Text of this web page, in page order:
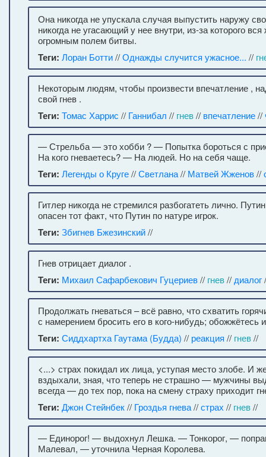
Она никогда не упускала случая выпустить наружу
никогда не угасающий у нее внутри, из-за которого
огромным полем битвы.
Теги: Лоран Ботти//Однажды случится ужасное... //
Некоторым людям, чтобы произвести впечатление ,
свой гнев .
Теги: Томас Харрис // Ганнибал // гнев// впечатление//
— Стрельба — это хобби ? — Попытка бороться с
На кого гневаетесь? — На людей. Но на себя чаще.
Теги: Легенды о Круге//Светлана// Матвей Жженов//
Гитлер никогда не стремился разбогатеть лично.
опасен тот факт, что Путин по натуре игрок.
Теги: Збигнев Бжезинский//
Гнев отрицает диалог .
Теги: Михаил Сафарбекович Гуцериев// гнев// диалог
Продолжать гневаться – всё равно, что схватить
с намерением бросить его в кого-нибудь; обожжётесь
Теги: Сиддхартха Гаутама (Будда) // реакция // гнев//
<...> страх покидал их лица, уступая место злобе. И
вздыхали, зная, что теперь не страшно — мужчины
всегда — до тех пор, пока на смену страху приходит
Теги: Джон Стейнбек// Гроздья гнева//страх // гнев//
— Единорог! — выдохнул Лешка. — Тонкорог, —
Малевал, — уточнила Черная Королева.